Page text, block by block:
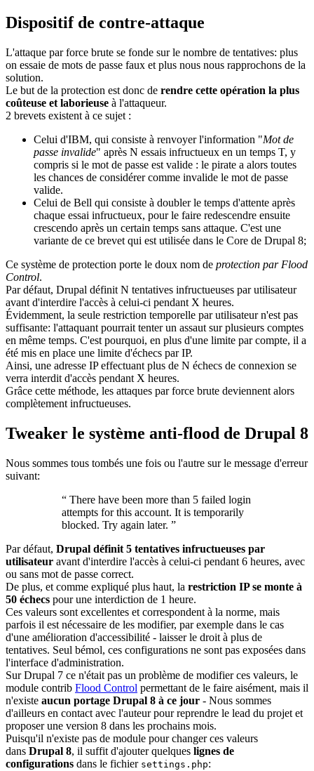
Dispositif de contre-attaque
L'attaque par force brute se fonde sur le nombre de tentatives: plus
on essaie de mots de passe faux et plus nous nous rapprochons de la
solution.
Le but de la protection est donc de rendre cette opération la plus
coûteuse et laborieuse à l'attaqueur.
2 brevets existent à ce sujet :
Celui d'IBM, qui consiste à renvoyer l'information "Mot de
passe invalide" après N essais infructueux en un temps T, y
compris si le mot de passe est valide : le pirate a alors toutes
les chances de considérer comme invalide le mot de passe
valide.
Celui de Bell qui consiste à doubler le temps d'attente après
chaque essai infructueux, pour le faire redescendre ensuite
crescendo après un certain temps sans attaque. C'est une
variante de ce brevet qui est utilisée dans le Core de Drupal 8;
Ce système de protection porte le doux nom de protection par Flood
Control.
Par défaut, Drupal définit N tentatives infructueuses par utilisateur
avant d'interdire l'accès à celui-ci pendant X heures.
Évidemment, la seule restriction temporelle par utilisateur n'est pas
suffisante: l'attaquant pourrait tenter un assaut sur plusieurs comptes
en même temps. C'est pourquoi, en plus d'une limite par compte, il a
été mis en place une limite d'échecs par IP.
Ainsi, une adresse IP effectuant plus de N échecs de connexion se
verra interdit d'accès pendant X heures.
Grâce cette méthode, les attaques par force brute deviennent alors
complètement infructueuses.
Tweaker le système anti-flood de Drupal 8
Nous sommes tous tombés une fois ou l'autre sur le message d'erreur
suivant:
“ There have been more than 5 failed login
attempts for this account. It is temporarily
blocked. Try again later. ”
Par défaut, Drupal définit 5 tentatives infructueuses par
utilisateur avant d'interdire l'accès à celui-ci pendant 6 heures, avec
ou sans mot de passe correct.
De plus, et comme expliqué plus haut, la restriction IP se monte à
50 échecs pour une interdiction de 1 heure.
Ces valeurs sont excellentes et correspondent à la norme, mais
parfois il est nécessaire de les modifier, par exemple dans le cas
d'une amélioration d'accessibilité - laisser le droit à plus de
tentatives. Seul bémol, ces configurations ne sont pas exposées dans
l'interface d'administration.
Sur Drupal 7 ce n'était pas un problème de modifier ces valeurs, le
module contrib Flood Control permettant de le faire aisément, mais il
n'existe aucun portage Drupal 8 à ce jour - Nous sommes
d'ailleurs en contact avec l'auteur pour reprendre le lead du projet et
proposer une version 8 dans les prochains mois.
Puisqu'il n'existe pas de module pour changer ces valeurs
dans Drupal 8, il suffit d'ajouter quelques lignes de
configurations dans le fichier settings.php: